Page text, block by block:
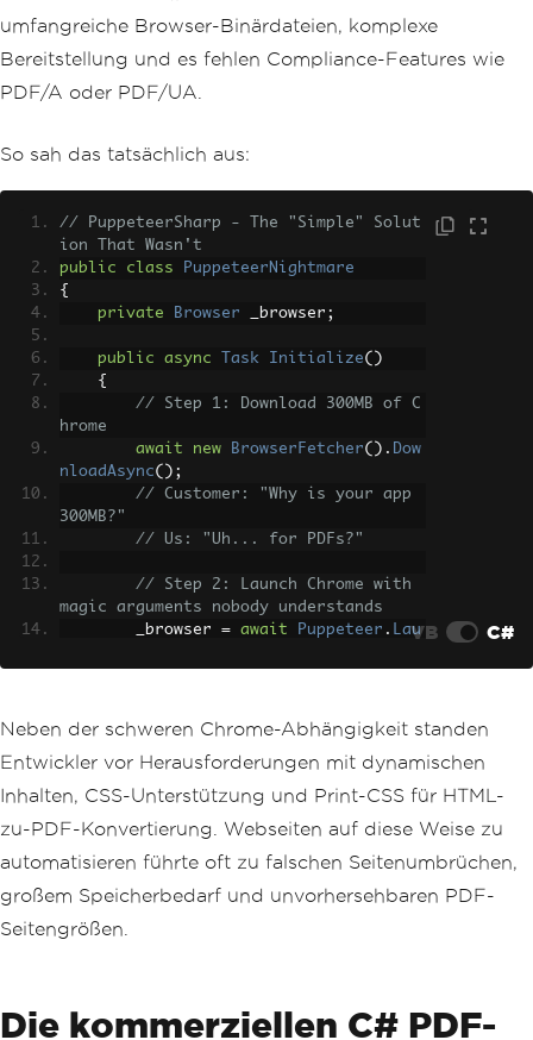
umfangreiche Browser-Binärdateien, komplexe
Bereitstellung und es fehlen Compliance-Features wie
PDF/A oder PDF/UA.
So sah das tatsächlich aus:
// PuppeteerSharp - The "Simple" Solut
ion That Wasn't
public
class
PuppeteerNightmare
{
private
Browser _browser ;
public async Task Initialize()
{
// Step 1: Download 300MB of C
hrome
await
new BrowserFetcher(). Dow
nloadAsync();
// Customer: "Why is your app
300MB?"
// Us: "Uh... for PDFs?"
// Step 2: Launch Chrome with
magic arguments nobody understands
        _browser
= await Puppeteer . Lau
Args
[]
"--no-sandbox",
"--disable-setuid-sand
"--disable-dev-shm-usa
ge",
"--no-first-run",
VB C#
Neben der schweren Chrome-Abhängigkeit standen
Entwickler vor Herausforderungen mit dynamischen
Inhalten, CSS-Unterstützung und Print-CSS für HTML-
zu-PDF-Konvertierung. Webseiten auf diese Weise zu
automatisieren führte oft zu falschen Seitenumbrüchen,
großem Speicherbedarf und unvorhersehbaren PDF-
Seitengrößen.
Die kommerziellen C# PDF-